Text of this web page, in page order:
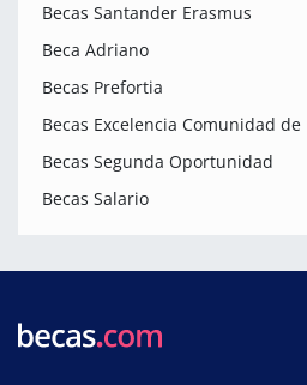
Becas Santander Erasmus
Beca Adriano
Becas Prefortia
Becas Excelencia Comunidad
Becas Segunda Oportunidad
Becas Salario